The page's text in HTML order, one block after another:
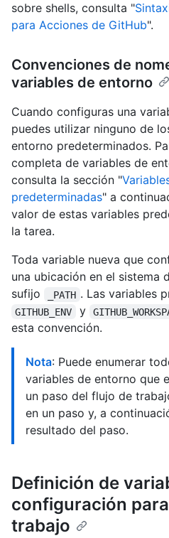
sobre shells, consulta "
para Acciones de GitHub".
Convenciones de
variables de entorno
Cuando configuras una
puedes utilizar ninguno de
entorno predeterminados.
completa de variables de
consulta la sección "
predeterminadas" a
valor de estas variables
la tarea.
Toda variable nueva que
una ubicación en el sistema
sufijo
_PATH . Las variables
GITHUB_ENV y
esta convención.
Nota: Puede enumerar
variables de entorno que
un paso del flujo de
en un paso y, a
resultado del paso.
Definición de
configuración
trabajo